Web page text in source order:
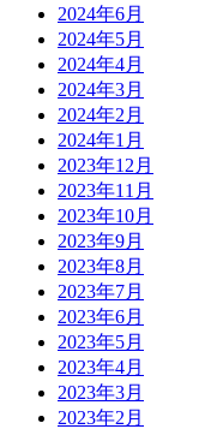
2024年6月
2024年5月
2024年4月
2024年3月
2024年2月
2024年1月
2023年12月
2023年11月
2023年10月
2023年9月
2023年8月
2023年7月
2023年6月
2023年5月
2023年4月
2023年3月
2023年2月